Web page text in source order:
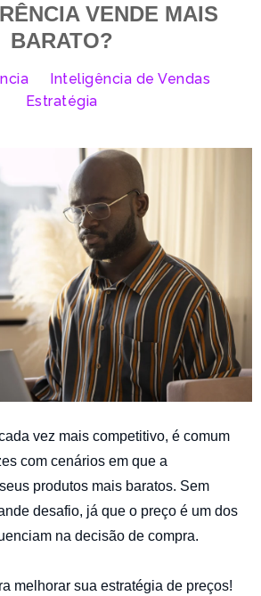
VENDE MAIS
BARATO?
Inteligência de Vendas
Estratégia
vez mais competitivo, é comum
com cenários em que a
produtos mais baratos. Sem
desafio, já que o preço é um dos
na decisão de compra.
melhorar sua estratégia de preços!